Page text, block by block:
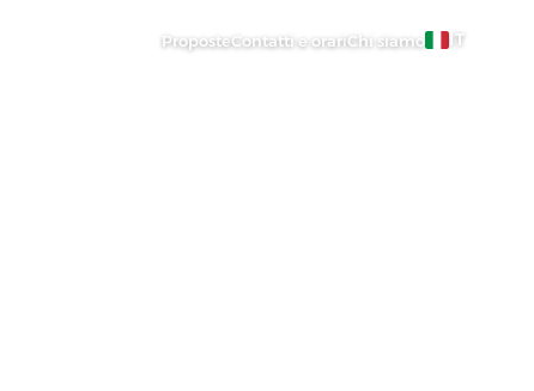
ProposteContatti e orariChi siamo IT